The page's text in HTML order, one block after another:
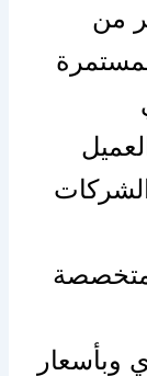
من
وبأسعار